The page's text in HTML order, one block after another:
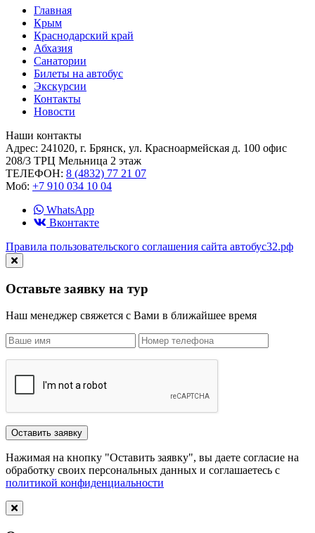
Главная
Крым
Краснодарский край
Абхазия
Санатории
Билеты на автобус
Экскурсии
Контакты
Новости
Наши контакты
Адрес: 241020, г. Брянск, ул. Красноармейская д. 100 офис
208/3 ТРЦ Мельница 2 этаж
ТЕЛЕФОН: 8 (4832) 77 21 07
Моб: +7 910 034 10 04
WhatsApp
Вконтакте
Правила пользовательского соглашения сайта автобус32.рф
Оставьте заявку на тур
Наш менеджер свяжется с Вами в ближайшее время
Нажимая на кнопку "Оставить заявку", вы даете согласие на
обработку своих персональных данных и соглашаетесь с
политикой конфиденциальности